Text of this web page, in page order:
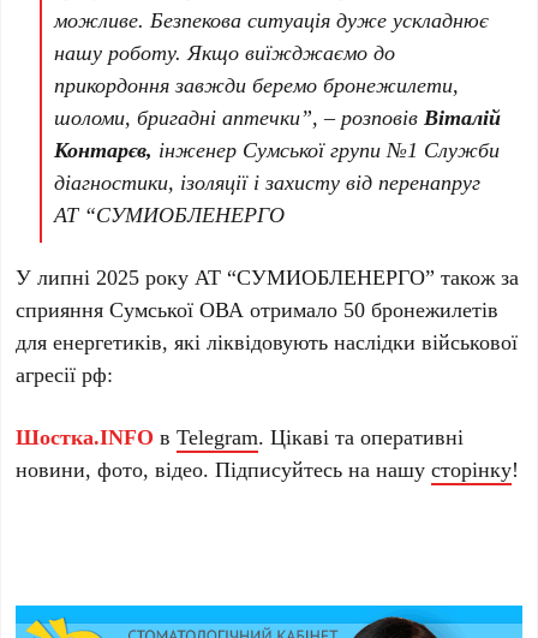
можливе. Безпекова ситуація дуже ускладнює
нашу роботу. Якщо виїжджаємо до
прикордоння завжди беремо бронежилети,
шоломи, бригадні аптечки”, – розповівВіталій
Контарєв, інженер Сумської групи №1 Служби
діагностики, ізоляції і захисту від перенапруг
АТ “СУМИОБЛЕНЕРГО
У липні 2025 року АТ “СУМИОБЛЕНЕРГО” також за
сприяння Сумської ОВА отримало 50 бронежилетів
для енергетиків, які ліквідовують наслідки військової
агресії рф:
Шостка.INFO вTelegram. Цікаві та оперативні
новини, фото, відео. Підписуйтесь на нашусторінку!